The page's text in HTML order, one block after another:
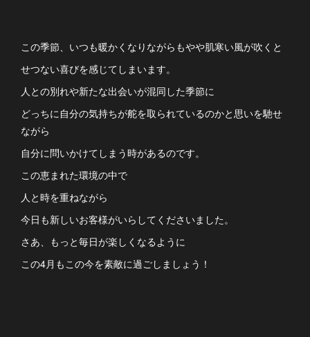
この季節、いつも暖かくなりながらもやや肌寒い風が吹くと
せつない喜びを感じてしまいます。
人との別れや新たな出会いが混同した季節に
どっちに自分の気持ちが舵を取られているのかと思いを馳せ
ながら
自分に問いかけてしまう時があるのです。
この恵まれた環境の中で
人と時を重ねながら
今日も新しいお客様がいらしてくださいました。
さあ、もっと毎日が楽しくなるように
この4月もこの今を素敵に過ごしましょう！